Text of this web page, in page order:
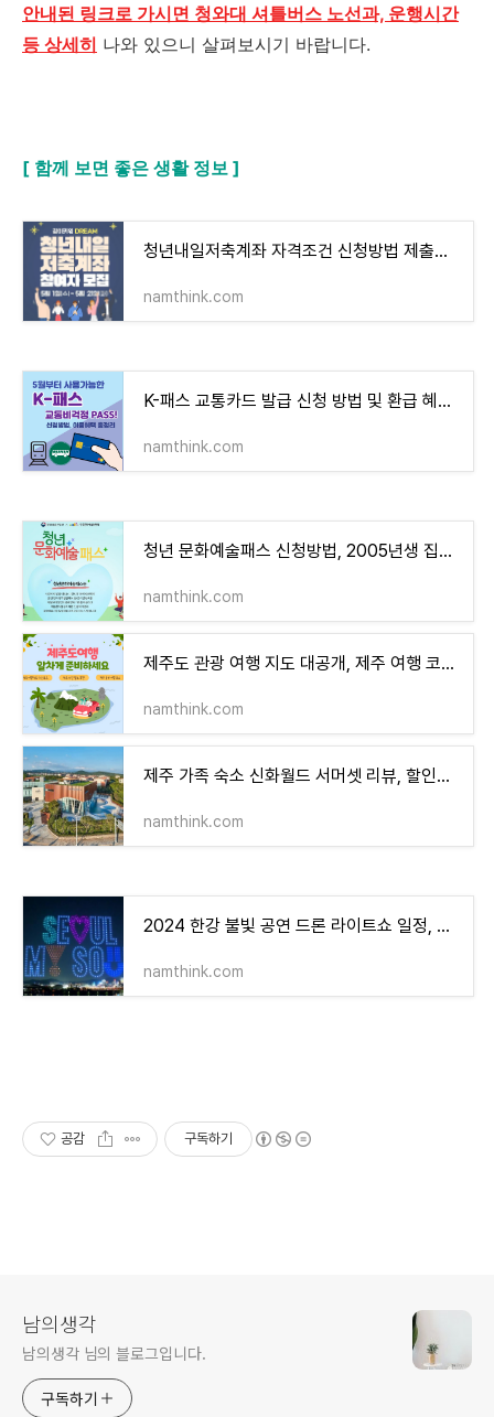
안내된 링크로 가시면 청와대 셔틀버스 노선과, 운행시간
등 상세히 나와 있으니 살펴보시기 바랍니다.
[ 함께 보면 좋은 생활 정보 ]
청년내일저축계좌 자격조건 신청방법 제출서류 지원 내용 혜택 총정리!
namthink.com
K-패스 교통카드 발급 신청 방법 및 환급 혜택, 교통비 최대 53% 할인!
namthink.com
청년 문화예술패스 신청방법, 2005년생 집중! 최대 15만 원 문화생활비 지원
namthink.com
제주도 관광 여행 지도 대공개, 제주 여행 코스 추천, 봄 여행 준비
namthink.com
제주 가족 숙소 신화월드 서머셋 리뷰, 할인예약 방법 및 부대시설 이용 꿀팁!
namthink.com
2024 한강 불빛 공연 드론 라이트쇼 일정, 장소, 주차 정보 총정리!
namthink.com
공감 구독하기
남의생각
남의생각 님의 블로그입니다.
구독하기